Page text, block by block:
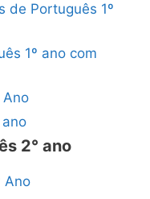
de Português 1º
1º ano com
Ano
2° ano
Ano